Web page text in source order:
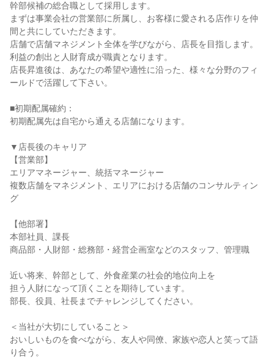
幹部候補の総合職として採用します。
まずは事業会社の営業部に所属し、お客様に愛される店作りを仲
間と共にしていただきます。
店舗で店舗マネジメント全体を学びながら、店長を目指します。
利益の創出と人財育成が職責となります。
店長昇進後は、あなたの希望や適性に沿った、様々な分野のフィ
ールドで活躍して下さい。
■初期配属確約：
初期配属先は自宅から通える店舗になります。
▼店長後のキャリア
【営業部】
エリアマネージャー、統括マネージャー
複数店舗をマネジメント、エリアにおける店舗のコンサルティン
グ
【他部署】
本部社員、課長
商品部・人財部・総務部・経営企画室などのスタッフ、管理職
近い将来、幹部として、外食産業の社会的地位向上を
担う人財になって頂くことを期待しています。
部長、役員、社長までチャレンジしてください。
＜当社が大切にしていること＞
おいしいものを食べながら、友人や同僚、家族や恋人と笑って語
り合う。